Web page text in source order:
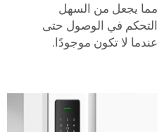
مما يجعل من السهل
التحكم في الوصول حتى
عندما لا تكون موجودًا.